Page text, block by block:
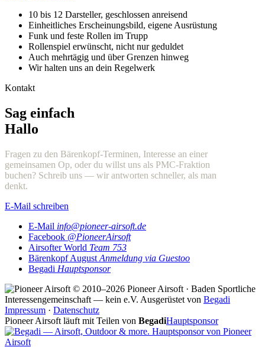
10 bis 12 Darsteller, geschlossen anreisend
Einheitliches Erscheinungsbild, eigene Ausrüstung
Funk und feste Rollen im Trupp
Rollenspiel erwünscht, nicht nur geduldet
Auch mehrtägig und über Grenzen hinweg
Wir halten uns an dein Regelwerk
Kontakt
Sag einfach
Hallo
Fragen zu den Bärenkopf-Terminen, Interesse an einer
gemeinsamen Op, oder du willst uns als PMC-Fraktion
buchen? Schreib uns — wir antworten schneller, als man
denkt.
E-Mail schreiben
E-Mail info@pioneer-airsoft.de
Facebook @PioneerAirsoft
Airsofter World Team 753
Bärenkopf August Anmeldung via Guestoo
Begadi Hauptsponsor
© 2010–2026 Pioneer Airsoft · Baden Sportliche
Interessengemeinschaft — kein e.V. Ausgerüstet von Begadi
Impressum · Datenschutz
Pioneer Airsoft läuft mit Teilen von BegadiHauptsponsor